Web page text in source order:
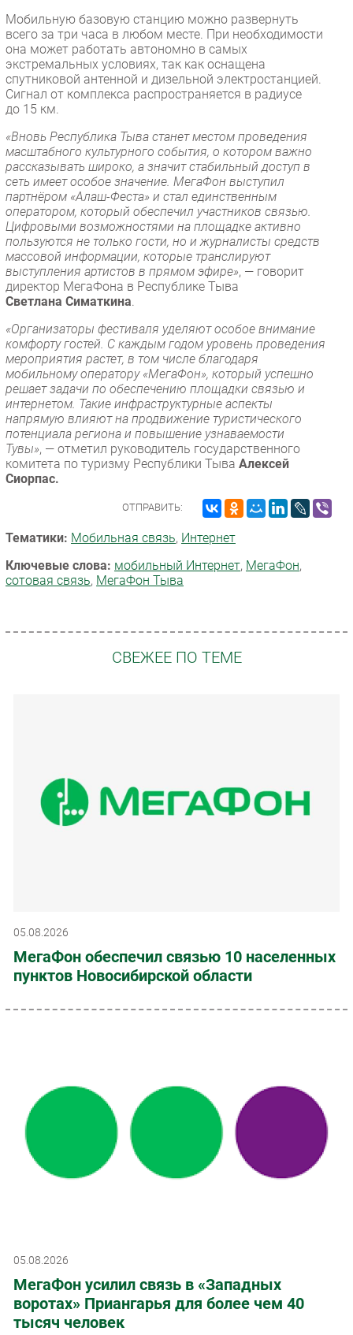
Мобильную базовую станцию можно развернуть
всего за три часа в любом месте. При необходимости
она может работать автономно в самых
экстремальных условиях, так как оснащена
спутниковой антенной и дизельной электростанцией.
Сигнал от комплекса распространяется в радиусе
до 15 км.
«Вновь Республика Тыва станет местом проведения
масштабного культурного события, о котором важно
рассказывать широко, а значит стабильный доступ в
сеть имеет особое значение. МегаФон выступил
партнёром «Алаш-Феста» и стал единственным
оператором, который обеспечил участников связью.
Цифровыми возможностями на площадке активно
пользуются не только гости, но и журналисты средств
массовой информации, которые транслируют
выступления артистов в прямом эфире», — говорит
директор МегаФона в Республике Тыва
Светлана Симаткина
«Организаторы фестиваля уделяют особое внимание
комфорту гостей. С каждым годом уровень проведения
мероприятия растет, в том числе благодаря
мобильному оператору «МегаФон», который успешно
решает задачи по обеспечению площадки связью и
интернетом. Такие инфраструктурные аспекты
напрямую влияют на продвижение туристического
потенциала региона и повышение узнаваемости
Тувы», — отметил руководитель государственного
комитета по туризму Республики Тыва Алексей
Сиорпас.
ОТПРАВИТЬ:
Тематики: Мобильная связь, Интернет
Ключевые слова: мобильный Интернет, МегаФон,
сотовая связь, МегаФон Тыва
СВЕЖЕЕ ПО ТЕМЕ
05.08.2026
МегаФон обеспечил связью 10 населенных
пунктов Новосибирской области
05.08.2026
МегаФон усилил связь в «Западных
воротах» Приангарья для более чем 40
тысяч человек